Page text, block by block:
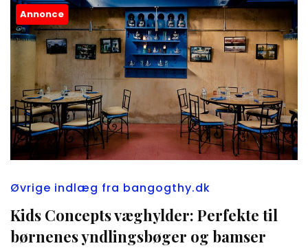
Annonce
Øvrige indlæg fra bangogthy.dk
Kids Concepts væghylder: Perfekte til
børnenes yndlingsbøger og bamser